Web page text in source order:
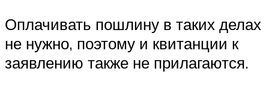
Оплачивать пошлину в таких делах
не нужно, поэтому и квитанции к
заявлению также не прилагаются.